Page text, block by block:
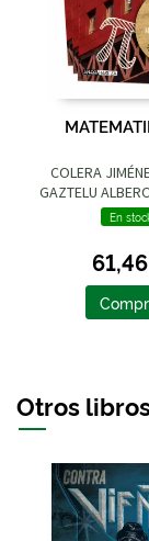
COLERA
GAZTELU
OLIVEIRA
JOSÉ /
RAMÓN /
ROSARIO /
En
Otros